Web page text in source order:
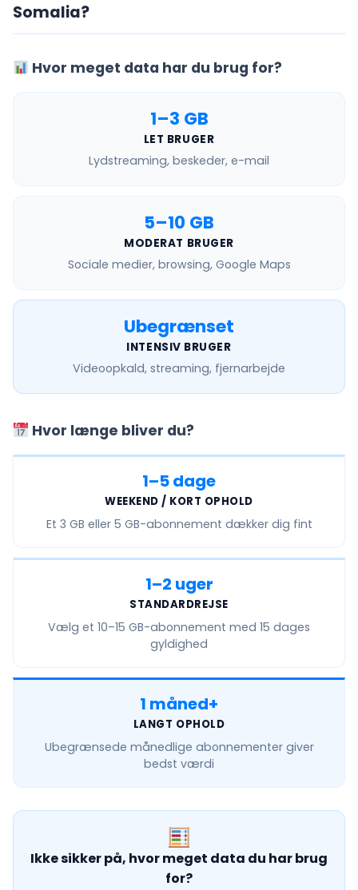
Somalia?
Hvor meget data har du brug for?
1–3 GB
LET BRUGER
Lydstreaming, beskeder, e-mail
5–10 GB
MODERAT BRUGER
Sociale medier, browsing, Google Maps
Ubegrænset
INTENSIV BRUGER
Videoopkald, streaming, fjernarbejde
Hvor længe bliver du?
1–5 dage
WEEKEND / KORT OPHOLD
Et 3 GB eller 5 GB-abonnement dækker dig fint
1–2 uger
STANDARDREJSE
Vælg et 10–15 GB-abonnement med 15 dages
gyldighed
1 måned+
LANGT OPHOLD
Ubegrænsede månedlige abonnementer giver
bedst værdi
Ikke sikker på, hvor meget data du har brug
for?